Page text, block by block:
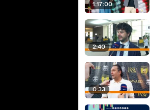
1:17:00
2:40
0:33